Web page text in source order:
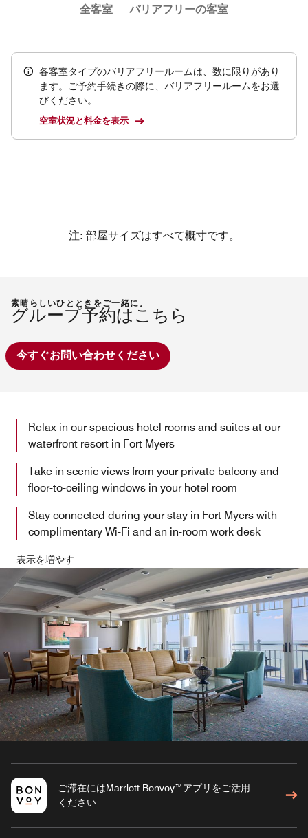
全客室 バリアフリーの客室
各客室タイプのバリアフリールームは、数に限りがあり
ます。ご予約手続きの際に、バリアフリールームをお選
びください。
空室状況と料金を表示
注: 部屋サイズはすべて概寸です。
素晴らしいひとときをご一緒に。
グループ予約はこちら
今すぐお問い合わせください
Relax in our spacious hotel rooms and suites at our
waterfront resort in Fort Myers
Take in scenic views from your private balcony and
floor-to-ceiling windows in your hotel room
Stay connected during your stay in Fort Myers with
complimentary Wi-Fi and an in-room work desk
表示を増やす
ご滞在にはMarriott Bonvoy™アプリをご活用
ください